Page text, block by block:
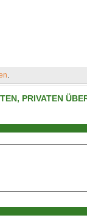
.
PRIVATEN